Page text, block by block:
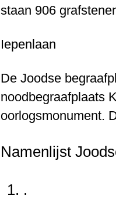
staan 906
Iepenlaan
De Joodse
noodbegraafplaats
oorlogsmonument.
Namenlijst
.